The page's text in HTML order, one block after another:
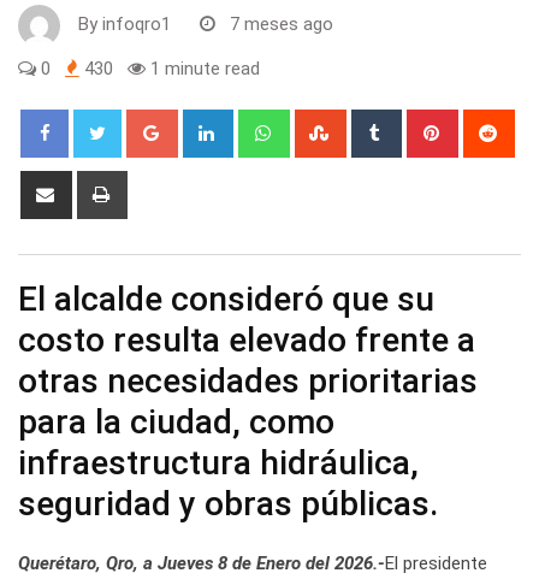
By infoqro1 7 meses ago
0 430 1 minute read
Google+ LinkedIn WhatsappStumbleUpon
Tumblr Pinterest
Share
El alcalde consideró que su
costo resulta elevado frente a
otras necesidades prioritarias
para la ciudad, como
infraestructura hidráulica,
seguridad y obras públicas.
Querétaro, Qro, a Jueves 8 de Enero del 2026.-El presidente